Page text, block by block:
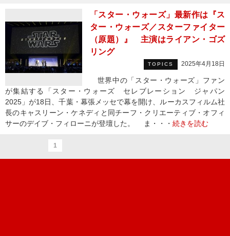
「スター・ウォーズ」最新作は『ス
ター・ウォーズ／スターファイター
（原題）』 主演はライアン・ゴズ
リング
TOPICS 2025年4月18日
世界中の「スター・ウォーズ」ファン
が集結する「スター・ウォーズ セレブレーション ジャパン
2025」が18日、千葉・幕張メッセで幕を開け、ルーカスフィルム社
長のキャスリーン・ケネディと同チーフ・クリエーティブ・オフィ
サーのデイブ・フィローニが登壇した。 ま・・・ 続きを読む
1